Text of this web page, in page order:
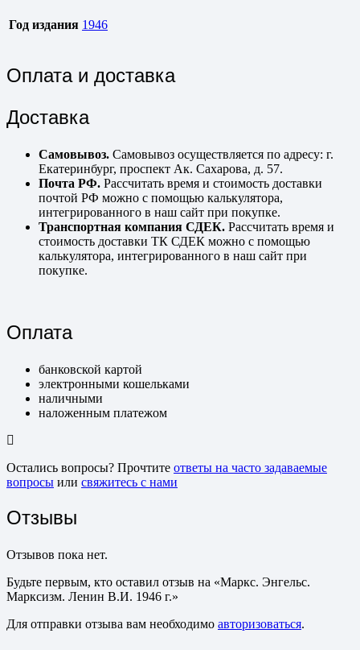
Год издания 1946
Оплата и доставка
Доставка
Самовывоз. Самовывоз осуществляется по адресу: г.
Екатеринбург, проспект Ак. Сахарова, д. 57.
Почта РФ. Рассчитать время и стоимость доставки
почтой РФ можно с помощью калькулятора,
интегрированного в наш сайт при покупке.
Транспортная компания СДЕК. Рассчитать время и
стоимость доставки ТК СДЕК можно с помощью
калькулятора, интегрированного в наш сайт при
покупке.
Оплата
банковской картой
электронными кошельками
наличными
наложенным платежом
Остались вопросы? Прочтите ответы на часто задаваемые
вопросы или свяжитесь с нами
Отзывы
Отзывов пока нет.
Будьте первым, кто оставил отзыв на «Маркс. Энгельс.
Марксизм. Ленин В.И. 1946 г.»
Для отправки отзыва вам необходимо авторизоваться.